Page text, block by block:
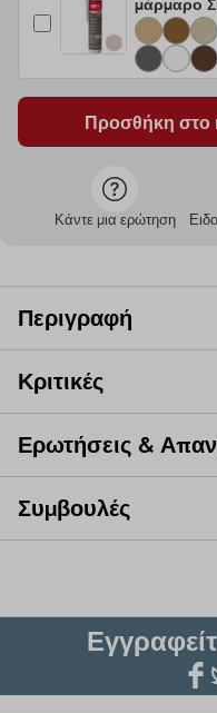
μάρμαρο
Προσθήκη στο
Κάντε μια ερώτηση
Περιγραφή
Κριτικές
Ερωτήσεις &
Συμβουλές